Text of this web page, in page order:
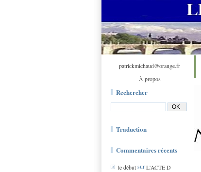
patrickmichaud@orange.fr
À propos
Rechercher
Traduction
Commentaires récents
le débutsurL'ACTE D